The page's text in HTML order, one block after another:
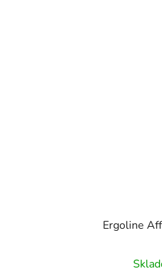
Ergoline